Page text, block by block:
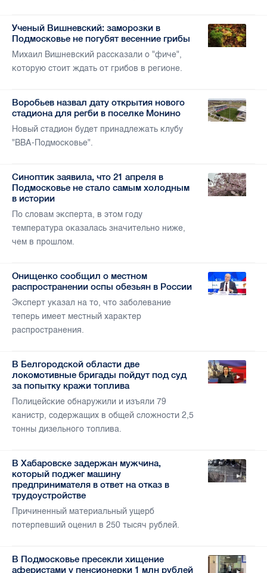
Ученый Вишневский: заморозки в
Подмосковье не погубят весенние грибы
Михаил Вишневский рассказали о "фиче",
которую стоит ждать от грибов в регионе.
Воробьев назвал дату открытия нового
стадиона для регби в поселке Монино
Новый стадион будет принадлежать клубу
"ВВА-Подмосковье".
Синоптик заявила, что 21 апреля в
Подмосковье не стало самым холодным
в истории
По словам эксперта, в этом году
температура оказалась значительно ниже,
чем в прошлом.
Онищенко сообщил о местном
распространении оспы обезьян в России
Эксперт указал на то, что заболевание
теперь имеет местный характер
распространения.
В Белгородской области две
локомотивные бригады пойдут под суд
за попытку кражи топлива
Полицейские обнаружили и изъяли 79
канистр, содержащих в общей сложности 2,5
тонны дизельного топлива.
В Хабаровске задержан мужчина,
который поджег машину
предпринимателя в ответ на отказ в
трудоустройстве
Причиненный материальный ущерб
потерпевший оценил в 250 тысяч рублей.
В Подмосковье пресекли хищение
аферистами у пенсионерки 1 млн рублей